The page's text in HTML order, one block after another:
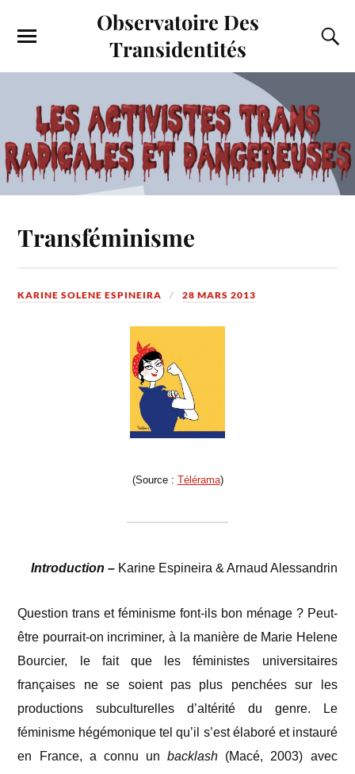
Observatoire Des
Transidentités
Transféminisme
KARINE SOLENE ESPINEIRA 28 MARS 2013
(Source : Télérama)
Introduction – Karine Espineira & Arnaud Alessandrin
Question trans et féminisme font-ils bon ménage ? Peut-
être pourrait-on incriminer, à la manière de Marie Helene
Bourcier, le fait que les féministes universitaires
françaises ne se soient pas plus penchées sur les
productions subculturelles d’altérité du genre. Le
féminisme hégémonique tel qu’il s’est élaboré et instauré
en France, a connu unbacklash (Macé, 2003) avec